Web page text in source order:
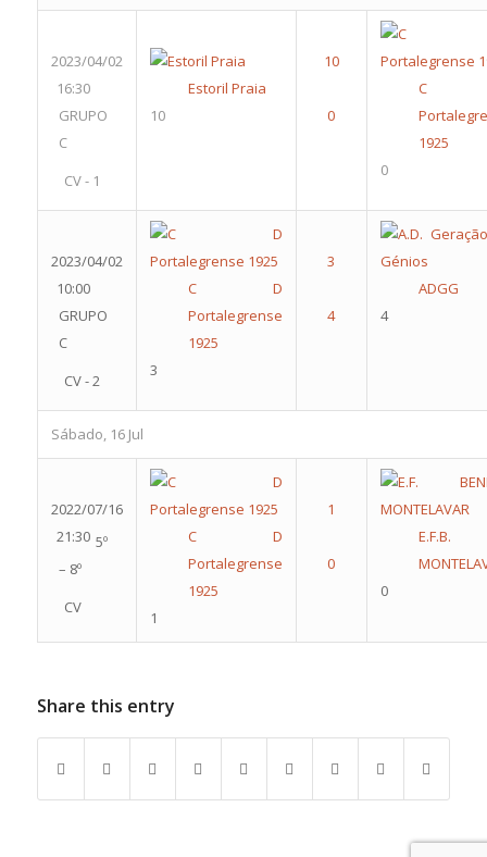
2023/04/02
16:30
GRUPO
C
CV - 1
Estoril Praia
10
C
1925
0
2023/04/02
10:00
GRUPO
C
CV - 2
C D
Portalegrense
1925
3
ADGG
4
Sábado, 16 Jul
2022/07/16
21:30 5º
– 8º
CV
C D
Portalegrense
1925
1
E.F.B.
0
Share this entry